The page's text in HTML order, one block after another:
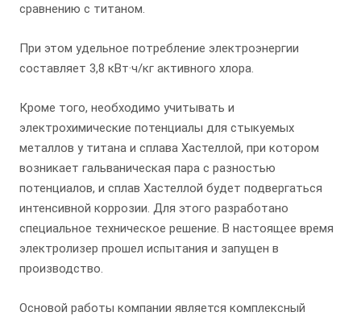
сравнению с титаном.
При этом удельное потребление электроэнергии
составляет 3,8 кВт·ч/кг активного хлора.
Кроме того, необходимо учитывать и
электрохимические потенциалы для стыкуемых
металлов у титана и сплава Хастеллой, при котором
возникает гальваническая пара с разностью
потенциалов, и сплав Хастеллой будет подвергаться
интенсивной коррозии. Для этого разработано
специальное техническое решение. В настоящее время
электролизер прошел испытания и запущен в
производство.
Основой работы компании является комплексный